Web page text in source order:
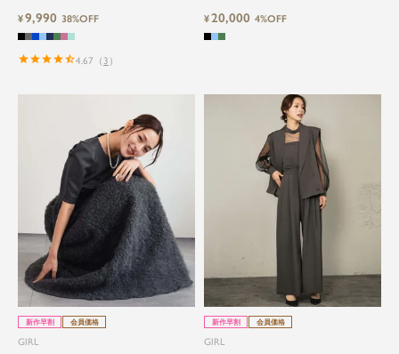
ック結婚式ワンピースドレス
¥9,990 38%OFF
4.67 （ 3 ）
インワンドレス
¥20,000 4%OFF
新作早割 会員価格
GIRL
新作早割 会員価格
GIRL